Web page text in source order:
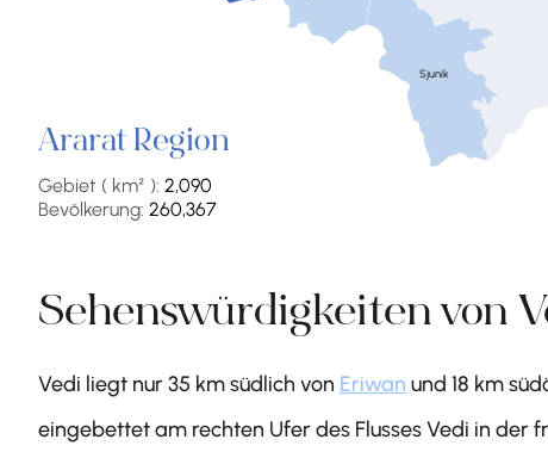
Sjunik
Ararat Region
Gebiet ( km² ): 2,090
Bevölkerung: 260,367
Sehenswürdigkeiten von
Vedi liegt nur 35 km südlich von Eriwan und 18 km
eingebettet am rechten Ufer des Flusses Vedi in der